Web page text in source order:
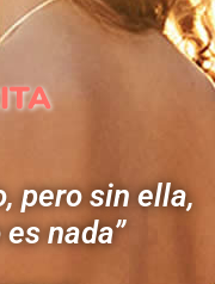
pero sin ella,
nada”